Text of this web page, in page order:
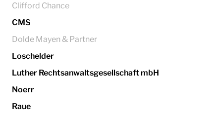
Clifford Chance
CMS
Dolde Mayen & Partner
Loschelder
Luther Rechtsanwaltsgesellschaft mbH
Noerr
Raue